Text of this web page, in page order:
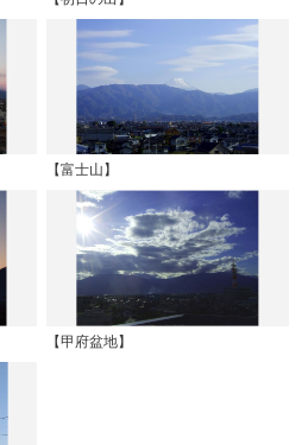
【富士山】
【甲府盆地】